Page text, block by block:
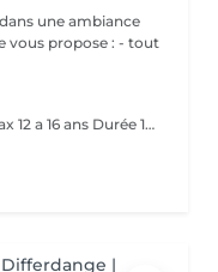
une ambiance
Anniversaire /team girly ados 6 filles max 12 a 16 ans Durée 1h30 Prix pour le groupe 229 euros coiffage brushing plus travaillé vernis à ongle ambiance girly musique et wifi Option sont un plus pour ajouter des paillettes et du fun